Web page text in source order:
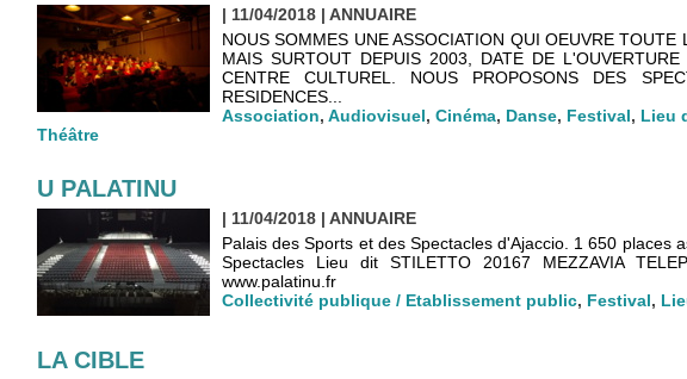
| 11/04/2018 | ANNUAIRE
NOUS SOMMES UNE ASSOCIATION QUI OEUVRE
MAIS SURTOUT DEPUIS 2003, DATE DE
CENTRE CULTUREL. NOUS PROPOSONS DES
RESIDENCES...
Association, Audiovisuel, Cinéma, Danse, Festival, Lieu
Théâtre
U PALATINU
| 11/04/2018 | ANNUAIRE
Palais des Sports et des Spectacles d'Ajaccio. 1 650
Spectacles Lieu dit STILETTO 20167 MEZZAVIA
www.palatinu.fr
Collectivité publique / Etablissement public, Festival,
LA CIBLE